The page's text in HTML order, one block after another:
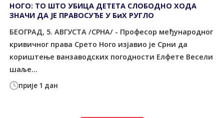
прије 1 дан
НОГО: ТО ШТО УБИЦА ДЕТЕТА СЛОБОДНО ХОДА
ЗНАЧИ ДА ЈЕ ПРАВОСУЂЕ У БиХ РУГЛО
БЕОГРАД, 5. АВГУСТА /СРНА/ - Професор међународног
кривичног права Срето Ного изјавио је Срни да
кориштење ванзаводских погодности Елфете Весели
шаље...